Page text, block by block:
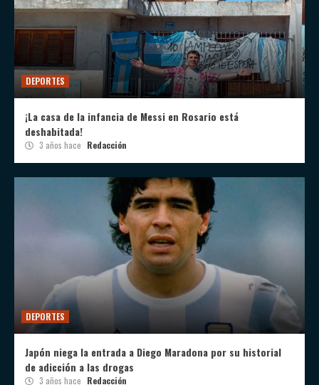
DEPORTES
¡La casa de la infancia de Messi en Rosario está
deshabitada!
3 años hace Redacción
DEPORTES
Japón niega la entrada a Diego Maradona por su historial
de adicción a las drogas
3 años hace Redacción